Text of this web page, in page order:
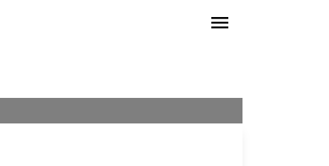
menu